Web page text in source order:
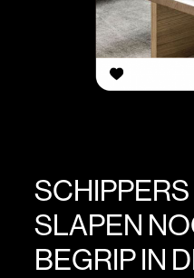
SLAPEN
BEGRIP IN